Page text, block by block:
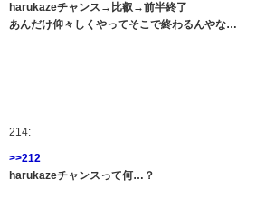
harukazeチャンス→比叡→前半終了
あんだけ仰々しくやってそこで終わるんやな…
214:
>>212
harukazeチャンスって何…？